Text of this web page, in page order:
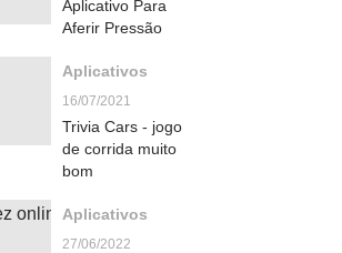
Aplicativo Para
Aferir Pressão
Aplicativos
16/07/2021
Trivia Cars - jogo
de corrida muito
bom
Aplicativos
27/06/2022